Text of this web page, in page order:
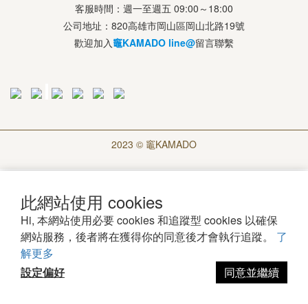
此網站使用 cookies
Hi, 本網站使用必要 cookies 和追蹤型 cookies 以確保
網站服務，後者將在獲得你的同意後才會執行追蹤。 了
解更多
設定偏好
同意並繼續
客服時間：週一至週五 09:00～18:00
公司地址：820高雄市岡山區岡山北路19號
歡迎加入 竈KAMADO line@留言聯繫
2023 © 竈KAMADO